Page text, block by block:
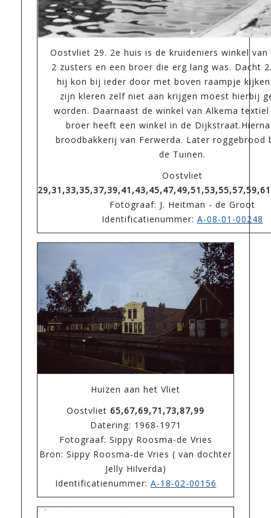
Oostvliet 29. 2e huis is de kruideniers winkel van
2 zusters en een broer die erg lang was. Dacht
hij kon bij ieder door met boven raampje
zijn kleren zelf niet aan krijgen moest hierbij
worden. Daarnaast de winkel van Alkema
broer heeft een winkel in de
broodbakkerij van Ferwerda. Later roggebrood
de Tuinen.
Oostvliet
Fotograaf: J. Heitman - de Groot
Identificatienummer: A-08-01-00248
Huizen aan het Vliet
Oostvliet 65,67,69,71,73,87,99
Datering: 1968-1971
Fotograaf: Sippy Roosma-de Vries
Bron: Sippy Roosma-de Vries ( van dochter
Jelly Hilverda)
Identificatienummer: A-18-02-00156